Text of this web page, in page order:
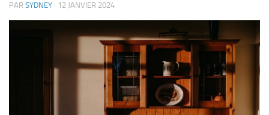
PAR SYDNEY · 12 JANVIER 2024